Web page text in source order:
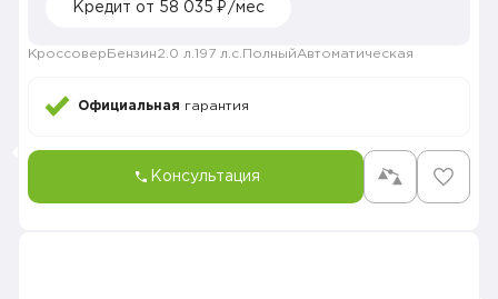
Кредит от 58 035 ₽/мес
Кроссовер Бензин2.0 л. 197 л.с. ПолныйАвтоматическая
Официальная гарантия
Консультация